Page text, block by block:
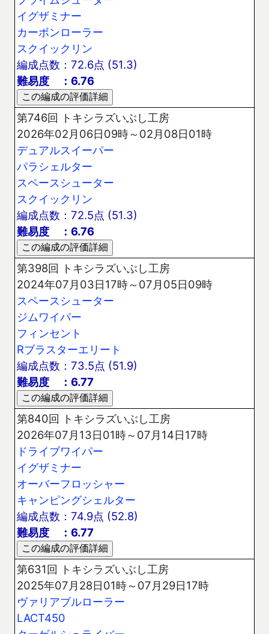
イグザミナー
カーボンローラー
スクイックリン
編成点数：72.6点 (51.3)
難易度 ：6.76
第746回 トキシラズいぶし工房
2026年02月06日09時～02月08日01時
デュアルスイーパー
パラシェルター
スペースシューター
スクイックリン
編成点数：72.5点 (51.3)
難易度 ：6.76
第398回 トキシラズいぶし工房
2024年07月03日17時～07月05日09時
スペースシューター
ジムワイパー
フィンセント
Rブラスターエリート
編成点数：73.5点 (51.9)
難易度 ：6.77
第840回 トキシラズいぶし工房
2026年07月13日01時～07月14日17時
ドライブワイパー
イグザミナー
オーバーフロッシャー
キャンピングシェルター
編成点数：74.9点 (52.8)
難易度 ：6.77
第631回 トキシラズいぶし工房
2025年07月28日01時～07月29日17時
ヴァリアブルローラー
LACT450